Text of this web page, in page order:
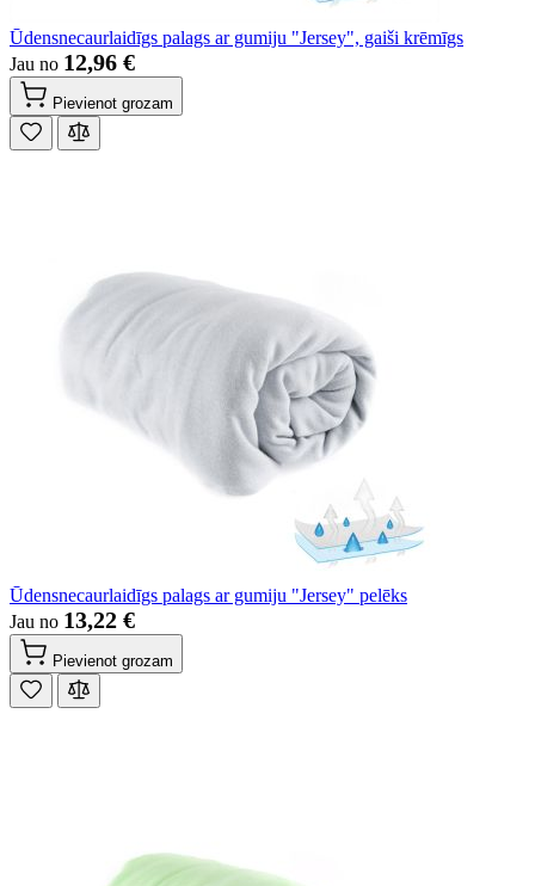
Ūdensnecaurlaidīgs palags ar gumiju "Jersey", gaiši krēmīgs
Jau no 12,96 €
Pievienot grozam
Ūdensnecaurlaidīgs palags ar gumiju "Jersey" pelēks
Jau no 13,22 €
Pievienot grozam